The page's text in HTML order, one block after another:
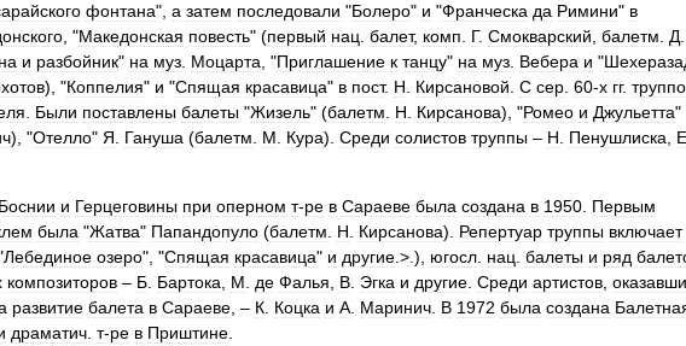
фонтана", а затем последовали "Болеро" и "Франческа да Римини" в
, "Македонская повесть" (первый нац балет, комп Г. Смокварский балетм Д
и разбойник" на муз Моцарта , "Приглашение к танцу" на муз Вебера и "
), "Коппелия" и "Спящая красавица" в пост. Н Кирсановой С сер 60-х гг.
Были поставлены балеты "Жизель" (балетм Н Кирсанова), "Ромео и Джульетта"
), "Отелло" Я Гануша (балетм М Кура). Среди солистов труппы – Н Пенушлиска Е
Боснии и Герцеговины при оперном т-ре в Сараеве была создана в 1950 Первым
была "Жатва" Папандопуло (балетм Н Кирсанова). Репертуар труппы включает
Лебединое озеро", "Спящая красавица" и другие .>.), югосл нац балеты и ряд
композиторов – Б Бартока М де Фалья В Эгка и другие Среди артистов
развитие балета в Сараеве , – К Коцка и А Маринич В 1972 была создана
драматич т-ре в Приштине